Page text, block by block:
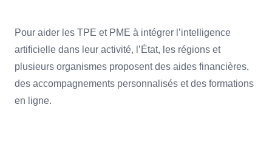
Pour aider les TPE et PME à intégrer l’intelligence
artificielle dans leur activité, l’État, les régions et
plusieurs organismes proposent des aides financières,
des accompagnements personnalisés et des formations
en ligne.